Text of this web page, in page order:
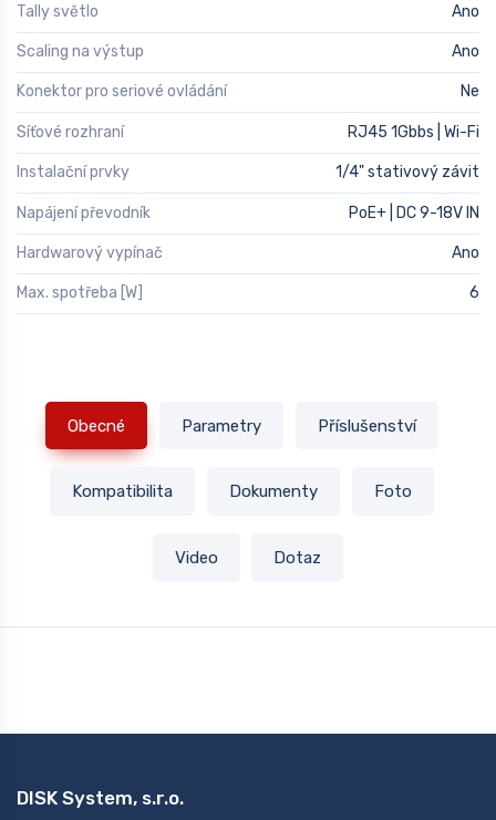
Tally světlo Ano
Scaling na výstup Ano
Konektor pro seriové ovládání Ne
Síťové rozhraní RJ45 1Gbbs | Wi-Fi
Instalační prvky 1/4" stativový závit
Napájení převodník PoE+ | DC 9-18V IN
Hardwarový vypínač Ano
Max. spotřeba [W] 6
Obecné Parametry Příslušenství
Kompatibilita Dokumenty Foto
Video Dotaz
DISK System, s.r.o.